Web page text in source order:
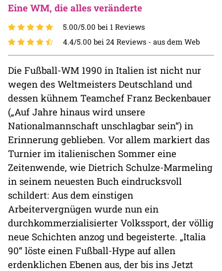
Eine WM, die alles veränderte
5.00/5.00 bei 1 Reviews
4.4/5.00 bei 24 Reviews - aus dem Web
Die Fußball-WM 1990 in Italien ist nicht nur
wegen des Weltmeisters Deutschland und
dessen kühnem Teamchef Franz Beckenbauer
(„Auf Jahre hinaus wird unsere
Nationalmannschaft unschlagbar sein“) in
Erinnerung geblieben. Vor allem markiert das
Turnier im italienischen Sommer eine
Zeitenwende, wie Dietrich Schulze-Marmeling
in seinem neuesten Buch eindrucksvoll
schildert: Aus dem einstigen
Arbeitervergnügen wurde nun ein
durchkommerzialisierter Volkssport, der völlig
neue Schichten anzog und begeisterte. „Italia
90“ löste einen Fußball-Hype auf allen
erdenklichen Ebenen aus, der bis ins Jetzt